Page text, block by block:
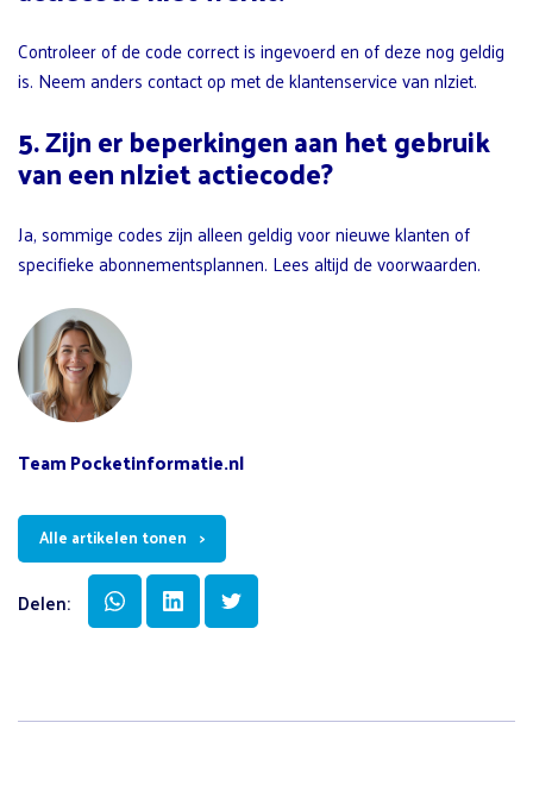
Controleer of de code correct is ingevoerd en of deze nog geldig
is. Neem anders contact op met de klantenservice van nlziet.
5. Zijn er beperkingen aan het gebruik
van een nlziet actiecode?
Ja, sommige codes zijn alleen geldig voor nieuwe klanten of
specifieke abonnementsplannen. Lees altijd de voorwaarden.
Team Pocketinformatie.nl
Alle artikelen tonen
Delen: